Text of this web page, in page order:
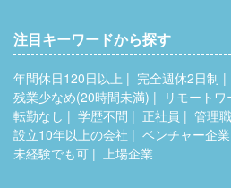
注目キーワードから探す
年間休日120日以上 完全週休2日制
残業少なめ(20時間未満)
リモート
転勤なし
学歴不問 正社員
管理
設立10年以上の会社
ベンチャー企業
未経験でも可
上場企業